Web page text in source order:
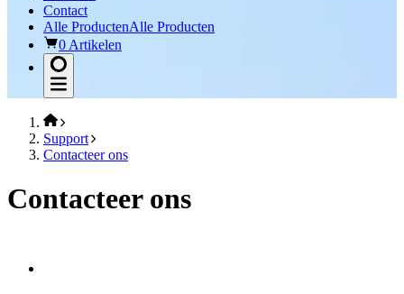
Contact
Alle ProductenAlle Producten
0 Artikelen
Support
Contacteer ons
Contacteer ons